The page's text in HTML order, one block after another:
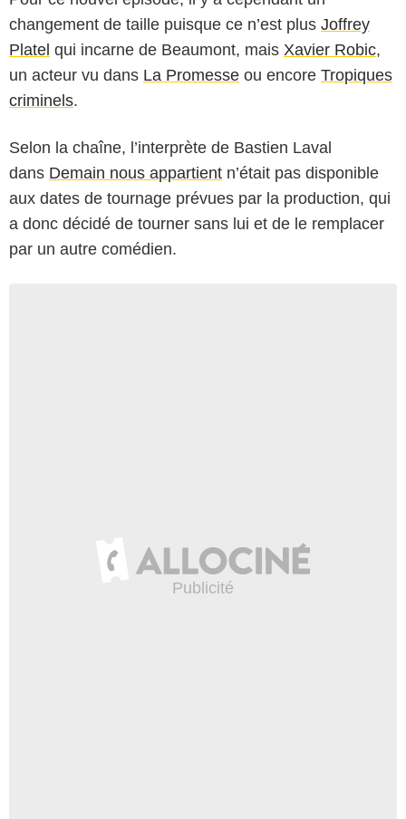
changement de taille puisque ce n’est plus Joffrey
Platel qui incarne de Beaumont, mais Xavier Robic,
un acteur vu dans La Promesse ou encore Tropiques
criminels.
Selon la chaîne, l’interprète de Bastien Laval
dans Demain nous appartient n’était pas disponible
aux dates de tournage prévues par la production, qui
a donc décidé de tourner sans lui et de le remplacer
par un autre comédien.